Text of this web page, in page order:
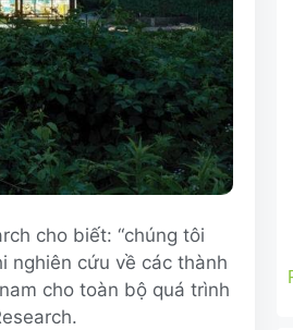
cho biết: “chúng tôi
nghiên cứu về các thành
cho toàn bộ quá trình